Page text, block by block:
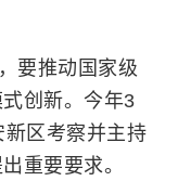
要推动国家级
创新。今年3
区考察并主持
重要要求。